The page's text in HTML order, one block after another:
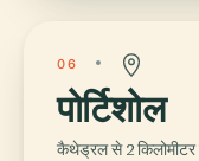
06
पोर्टिशोल
कैथेड्रल से 2 किलोमीटर